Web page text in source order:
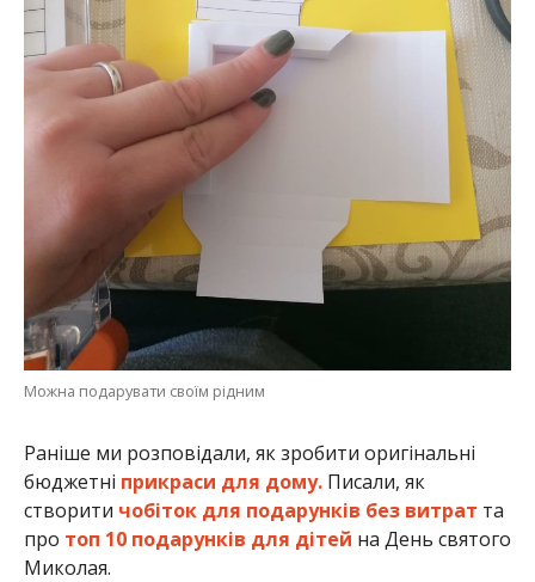
Можна подарувати своїм рідним
Раніше ми розповідали, як зробити оригінальні
бюджетні прикраси для дому.Писали, як
створити чобіток для подарунків без витрат та
про топ 10 подарунків для дітей на День святого
Миколая.